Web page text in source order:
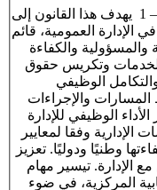
الباب الأول – في المبادئ العامة الفصل– 1 يهدف هذا القانون إلى
العمومية، قائم
والكفاءة
الخدمات وتكريس حقوق
الوظيفي
المسارات والإجراءات
الوظيفي للإدارة
الإدارية وفقا لمعايير
وطنيًا ودوليًا. تعزيز
الإدارة. تيسير مهام
المركزية، في ضوء